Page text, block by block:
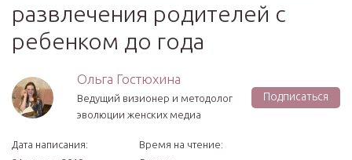
развлечения родителей с
ребенком до года
Ольга Гостюхина
Ведущий визионер и методолог
эволюции женских медиа
Подписаться
Дата написания:
Время на чтение: